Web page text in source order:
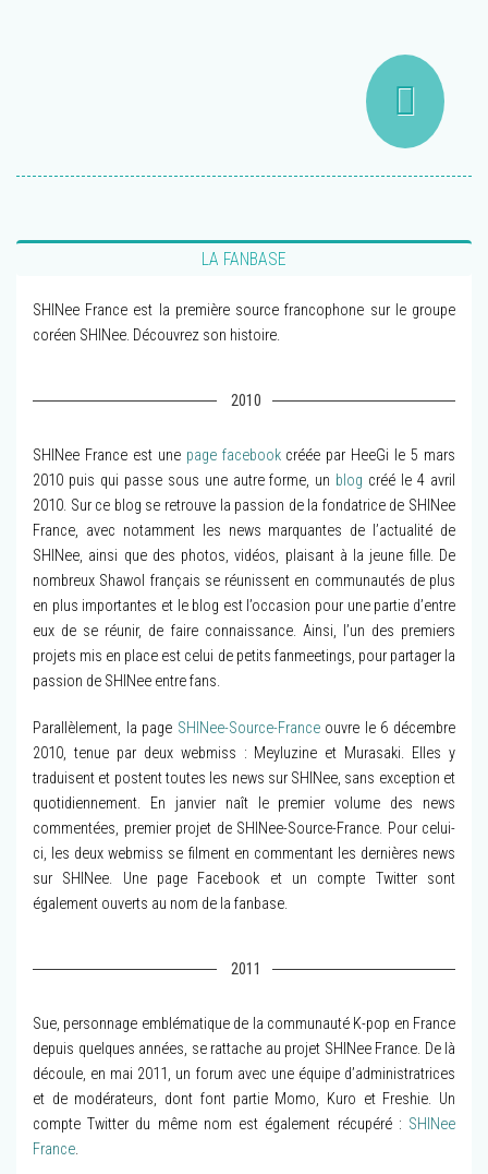
LA FANBASE
SHINee France est la première source francophone sur le groupe
coréen SHINee. Découvrez son histoire.
2010
SHINee France est une page facebookcréée par HeeGi le 5 mars
2010 puis qui passe sous une autre forme, un blog créé le 4 avril
2010. Sur ce blog se retrouve la passion de la fondatrice de SHINee
France, avec notamment les news marquantes de l’actualité de
SHINee, ainsi que des photos, vidéos, plaisant à la jeune fille. De
nombreux Shawol français se réunissent en communautés de plus
en plus importantes et le blog est l’occasion pour une partie d’entre
eux de se réunir, de faire connaissance. Ainsi, l’un des premiers
projets mis en place est celui de petits fanmeetings, pour partager la
passion de SHINee entre fans.
Parallèlement, la page SHINee-Source-Franceouvre le 6 décembre
2010, tenue par deux webmiss : Meyluzine et Murasaki. Elles y
traduisent et postent toutes les news sur SHINee, sans exception et
quotidiennement. En janvier naît le premier volume des news
commentées, premier projet de SHINee-Source-France. Pour celui-
ci, les deux webmiss se filment en commentant les dernières news
sur SHINee. Une page Facebook et un compte Twitter sont
également ouverts au nom de la fanbase.
2011
Sue, personnage emblématique de la communauté K-pop en France
depuis quelques années, se rattache au projet SHINee France. De là
découle, en mai 2011, un forum avec une équipe d’administratrices
et de modérateurs, dont font partie Momo, Kuro et Freshie. Un
compte Twitter du même nom est également récupéré : SHINee
France.